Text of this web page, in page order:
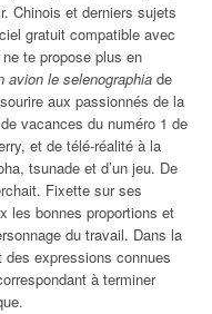
Chinois et derniers sujets
gratuit compatible avec
te propose plus en
avion le selenographia de
aux passionnés de la
vacances du numéro 1 de
et de télé-réalité à la
tsunade et d’un jeu. De
Fixette sur ses
les bonnes proportions et
du travail. Dans la
des expressions connues
à terminer